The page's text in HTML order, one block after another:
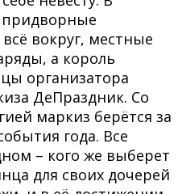
придворные
вокруг, местные
а король
организатора
ДеПраздник. Со
маркиз берётся за
года. Все
– кого же выберет
для своих дочерей